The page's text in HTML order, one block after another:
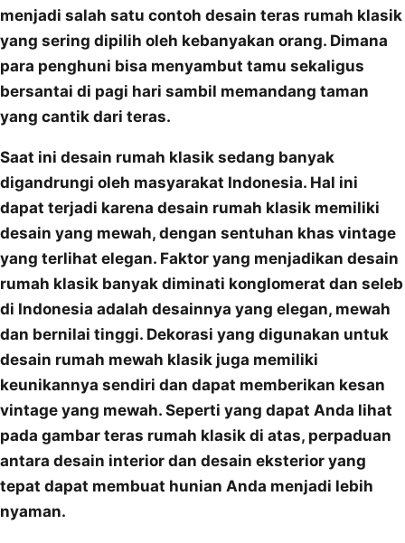
menjadi salah satu contoh desain teras rumah klasik
yang sering dipilih oleh kebanyakan orang. Dimana
para penghuni bisa menyambut tamu sekaligus
bersantai di pagi hari sambil memandang taman
yang cantik dari teras.
Saat ini desain rumah klasik sedang banyak
digandrungi oleh masyarakat Indonesia. Hal ini
dapat terjadi karena desain rumah klasik memiliki
desain yang mewah, dengan sentuhan khas vintage
yang terlihat elegan. Faktor yang menjadikan desain
rumah klasik banyak diminati konglomerat dan seleb
di Indonesia adalah desainnya yang elegan, mewah
dan bernilai tinggi. Dekorasi yang digunakan untuk
desain rumah mewah klasik juga memiliki
keunikannya sendiri dan dapat memberikan kesan
vintage yang mewah. Seperti yang dapat Anda lihat
pada gambar teras rumah klasik di atas, perpaduan
antara desain interior dan desain eksterior yang
tepat dapat membuat hunian Anda menjadi lebih
nyaman.